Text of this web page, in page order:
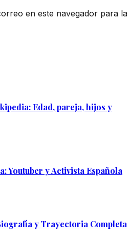
en este navegador para la
Edad, pareja, hijos y
Youtuber y Activista Española
y Trayectoria Completa